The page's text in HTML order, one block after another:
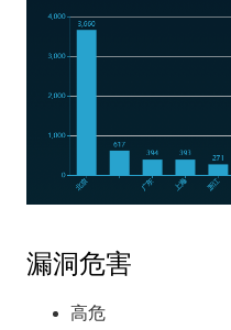
漏洞危害
高危